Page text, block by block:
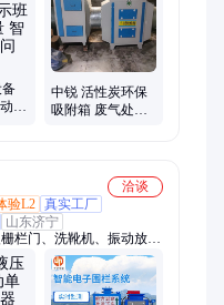
显
中锐 活性炭环保
吸附箱 废气处理
洽谈
验L2 真实工厂
山东济宁
栏门、洗靴机、振动放矿
装置、瞬变电磁仪、井下
用平板车、固定式矿车、
闭风门绞车